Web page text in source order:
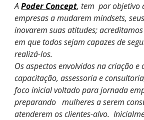
APoder Concept, tem por objetivo
empresas a mudarem mindsets,
inovarem suas atitudes;
em que todos sejam capazes de
realizá-los.
Os aspectos envolvidos na criação e
capacitação, assessoria e
foco inicial voltado para jornada
preparando mulheres a serem
atenderem os clientes-alvo.